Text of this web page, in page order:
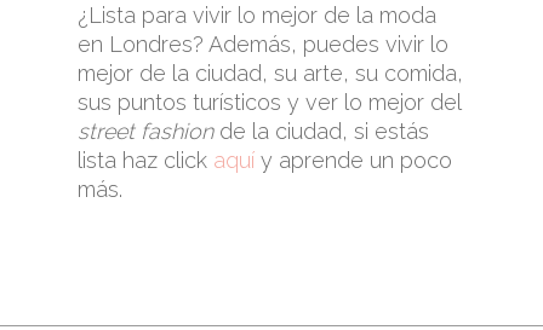
¿Lista para vivir lo mejor de la moda
en Londres? Además, puedes vivir lo
mejor de la ciudad, su arte, su comida,
sus puntos turísticos y ver lo mejor del
street fashionde la ciudad, si estás
lista haz click aquí y aprende un poco
más.